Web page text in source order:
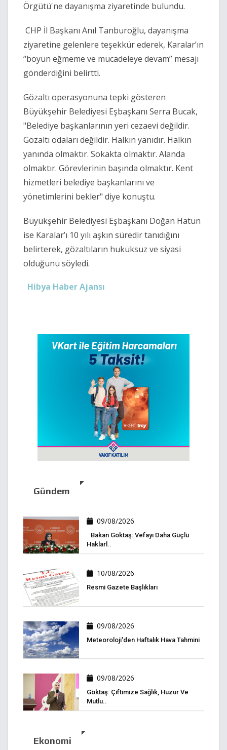
Örgütü'ne dayanışma ziyaretinde bulundu.
CHP İl Başkanı Anıl Tanburoğlu, dayanışma
ziyaretine gelenlere teşekkür ederek, Karalar’ın
“boyun eğmeme ve mücadeleye devam” mesajı
gönderdiğini belirtti.
Gözaltı operasyonuna tepki gösteren
Büyükşehir Belediyesi Eşbaşkanı Serra Bucak,
"Belediye başkanlarının yeri cezaevi değildir.
Gözaltı odaları değildir. Halkın yanıdır. Halkın
yanında olmaktır. Sokakta olmaktır. Alanda
olmaktır. Görevlerinin başında olmaktır. Kent
hizmetleri belediye başkanlarını ve
yönetimlerini bekler" diye konuştu.
Büyükşehir Belediyesi Eşbaşkanı Doğan Hatun
ise Karalar’ı 10 yılı aşkın süredir tanıdığını
belirterek, gözaltıların hukuksuz ve siyasi
olduğunu söyledi.
Hibya Haber Ajansı
Gündem
09/08/2026
Bakan Göktaş: Vefayı Daha Güçlü
Haklarl..
10/08/2026
Resmi Gazete Başlıkları
09/08/2026
Meteoroloji'den Haftalık Hava Tahmini
09/08/2026
Göktaş: Çiftimize Sağlık, Huzur Ve
Mutlu..
Ekonomi